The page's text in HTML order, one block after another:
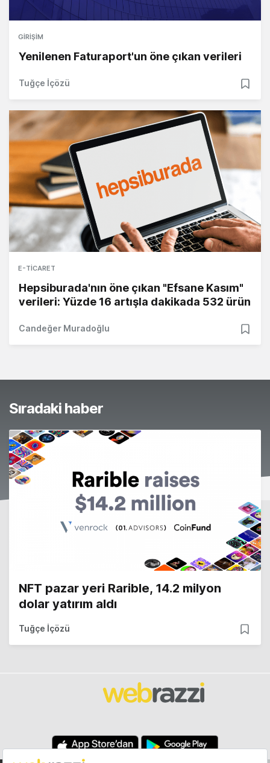
GIRIŞIM
Yenilenen Faturaport'un öne çıkan verileri
Tuğçe İçözü
E-TICARET
Hepsiburada'nın öne çıkan "Efsane Kasım"
verileri: Yüzde 16 artışla dakikada 532 ürün
Candeğer Muradoğlu
Sıradaki haber
NFT pazar yeri Rarible, 14.2 milyon
dolar yatırım aldı
Tuğçe İçözü